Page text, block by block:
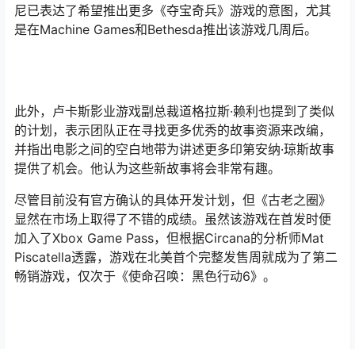
尼已表达了希望推出更多《夺宝奇兵》游戏的意图，尤其
是在Machine Games和Bethesda推出该游戏几周后。
此外，卢卡斯影业游戏副总裁道格拉斯·赖利也提到了类似
的计划，表示团队正在寻找更多优秀的故事资源来改编，
并指出电影之间的空白地带为讲述更多印第安纳·琼斯故事
提供了机会。他认为这些新故事将会非常有趣。
尽管目前没有官方确认的具体开发计划，但《古老之圈》
显然在市场上取得了不错的成绩。虽然该游戏在首发时便
加入了Xbox Game Pass，但根据Circana的分析师Mat
Piscatella透露，游戏在北美首个完整发售周就成为了第二
畅销游戏，仅次于《使命召唤：黑色行动6》。